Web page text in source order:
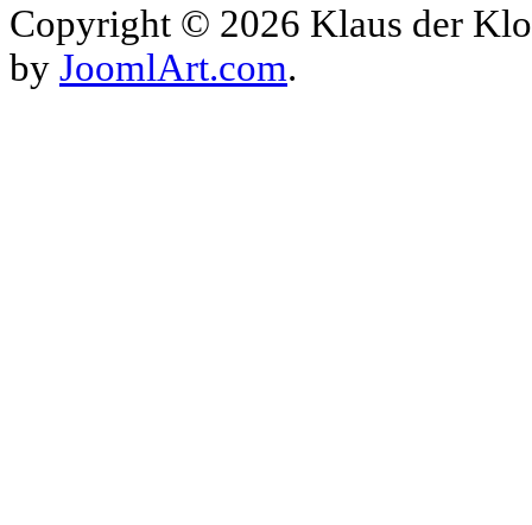
Copyright © 2026 Klaus der
by JoomlArt.com.